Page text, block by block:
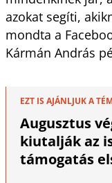
azokat segíti,
mondta a
Kármán András
EZT IS AJÁNLJUK A
Augusztus
kiutalják az
támogatás